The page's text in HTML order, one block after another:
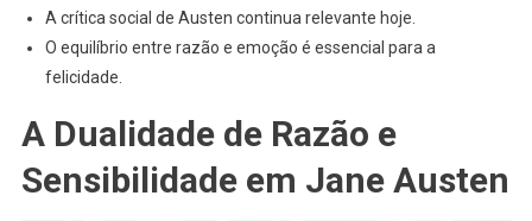
A crítica social de Austen continua relevante hoje.
O equilíbrio entre razão e emoção é essencial para a
felicidade.
A Dualidade de Razão e
Sensibilidade em Jane Austen